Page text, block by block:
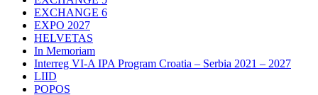
EXCHANGE 6
EXPO 2027
HELVETAS
In Memoriam
Interreg VI-A IPA Program Croatia – Serbia 2021 – 2027
LIID
POPOS